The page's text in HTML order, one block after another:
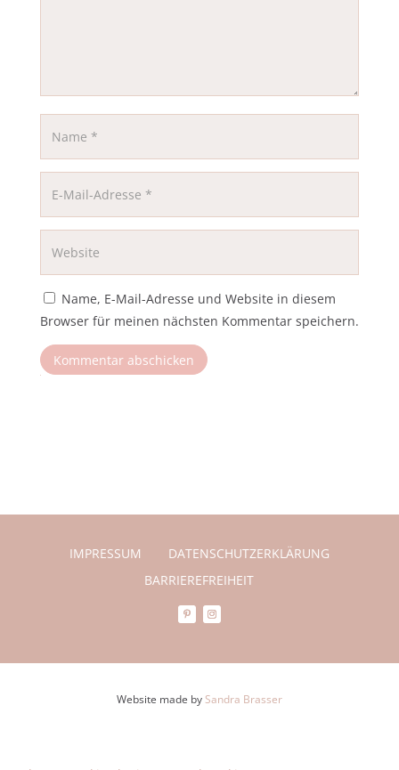
Name, E-Mail-Adresse und Website in diesem
Browser für meinen nächsten Kommentar speichern.
Kommentar abschicken
IMPRESSUM
DATENSCHUTZERKLÄRUNG
BARRIEREFREIHEIT
Website made by Sandra Brasser